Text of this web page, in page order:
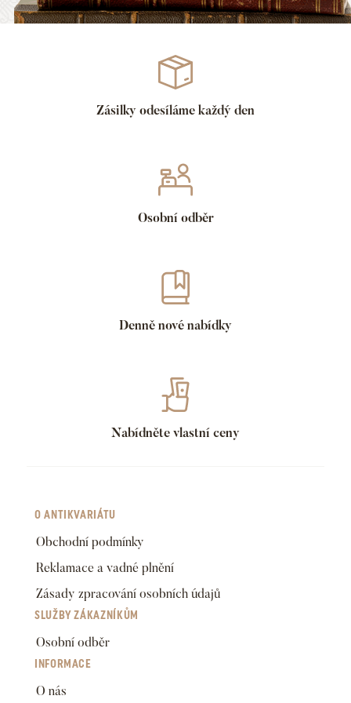
Zásilky odesíláme každý den
Osobní odběr
Denně nové nabídky
Nabídněte vlastní ceny
O ANTIKVARIÁTU
Obchodní podmínky
Reklamace a vadné plnění
Zásady zpracování osobních údajů
SLUŽBY ZÁKAZNÍKŮM
Osobní odběr
INFORMACE
O nás